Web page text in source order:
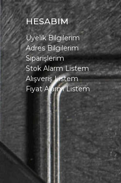
HESABIM
Üyelik Bilgilerim
Adres Bilgilerim
Siparişlerim
Stok Alarm Listem
Alışveriş Listem
Fiyat Alarm Listem